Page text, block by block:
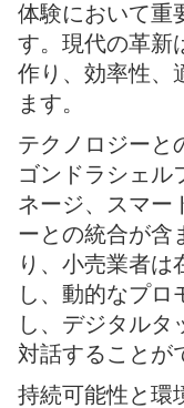
体験において重
す。現代の革新
作り、効率性、
ます。
テクノロジーと
ゴンドラシェル
ネージ、スマー
ーとの統合が含
り、小売業者は
し、動的なプロ
し、デジタルタ
対話することが
持続可能性と環